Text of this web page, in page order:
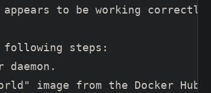
to be working correctly.
following steps:
image from the Docker Hub.